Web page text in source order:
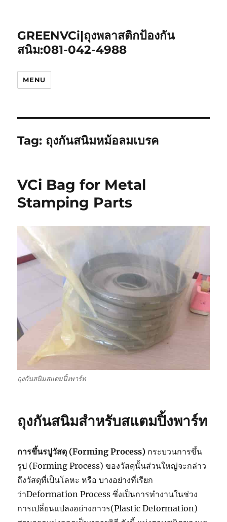
GREENVCi|ถุงพลาสติกป้องกัน
สนิม:081-042-4988
MENU
Tag: ถุงกันสนิมหม้อลมเบรค
VCi Bag for Metal
Stamping Parts
ถุงกันสนิมสแตมปิ้งพาร์ท
ถุงกันสนิมสำหรับสแตมปิ้งพาร์ท
การขึ้นรปูวัสดุ (Forming Process) กระบวนการขึ้น
รูป (Forming Process) ของวัสดุนั้นส่วนใหญ่จะกล่าว
ถึงวัสดุที่เป็นโลหะ หรือ บางอย่างที่เรียก
ว่าDeformation Process ซึ่งเป็นการทํางานในช่วง
การเปลี่ยนแปลงอย่างถาวร(Plastic Deformation)